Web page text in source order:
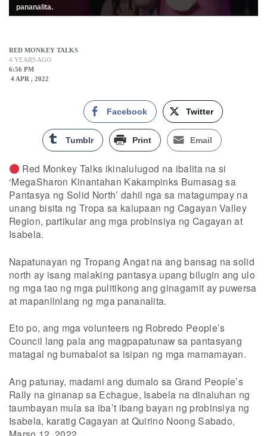
pananalita.
RED MONKEY TALKS
4 YEARS AGO
6:56 PM
4 APR , 2022
Facebook Twitter
Tumblr Print Email
Red Monkey Talks ikinalulugod na ibalita na si
‘MegaSharon Kinantahan Kakampinks Bumasag sa
Pantasya ng Solid North’ dahil nga sa matagumpay na
unang bisita ng Tropa sa kalupaan ng Cagayan Valley
Region, partikular ang mga probinsiya ng Cagayan at
Isabela.
Napatunayan ng Tropang Angat na ang bansag na solid
north ay isang malaking pantasya upang bilugin ang ulo
ng mga tao ng mga pulitikong ang ginagamit ay puwersa
at mapanlinlang ng mga pananalita.
Eto po, ang mga volunteers ng Robredo People’s
Council lang pala ang magpapatunaw sa pantasyang
matagal ng bumabalot sa isipan ng mga mamamayan.
Ang patunay, madami ang dumalo sa Grand People’s
Rally na ginanap sa Echague, Isabela na dinaluhan ng
taumbayan mula sa iba’t ibang bayan ng probinsiya ng
Isabela, karatig Cagayan at Quirino Noong Sabado,